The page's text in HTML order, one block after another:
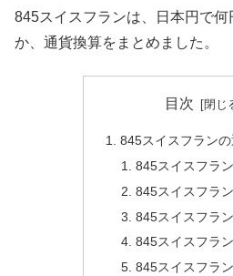
845スイスフランは、日本円で何
か、通貨換算をまとめました。
目次
845スイスフラン
845スイスフラ
845スイスフラ
845スイスフラ
845スイスフラ
845スイスフラ